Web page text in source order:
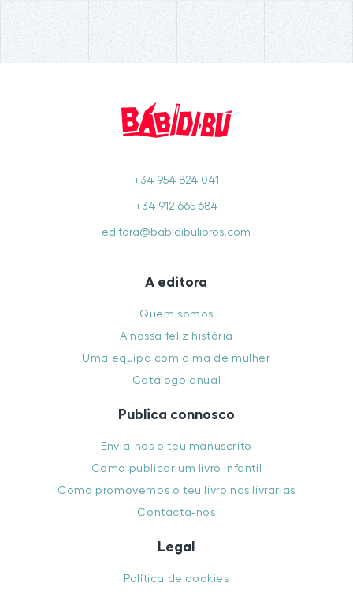
+34 954 824 041
+34 912 665 684
editora@babidibulibros.com
A editora
Quem somos
A nossa feliz história
Uma equipa com alma de mulher
Catálogo anual
Publica connosco
Envia-nos o teu manuscrito
Como publicar um livro infantil
Como promovemos o teu livro nas livrarias
Contacta-nos
Legal
Política de cookies